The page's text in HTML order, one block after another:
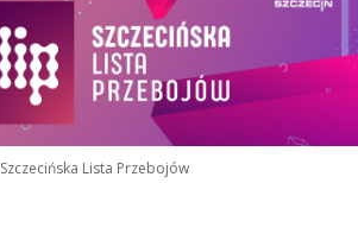
Szczecińska Lista Przebojów